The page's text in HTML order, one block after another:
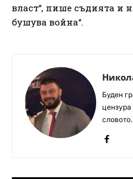
власт“, пише съдията и
бушува война“.
Буден